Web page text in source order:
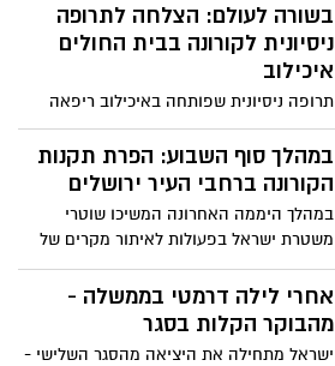
"מכינים את ענף התיירות לפתיחה מהירה
ובטוחה ככל שאפשר"
בשורה לעולם: הצלחה לתרופה
ניסיונית לקורונה בבית החולים
איכילוב
תרופה ניסיונית שפותחה באיכילוב ריפאה
מעל 96% מחולי הקורונה שקיבלו אותה. 29
מתוך 30 מטופלים במצב בינוני עד קשה
השתחררו מאשפוז בתוך 3-5 ימים בלבד. גם
יותר. הטכנולוגיה נוסתה לראשונה בבני אדם,
בפאזה קלינית ראשונה
במהלך סוף השבוע: הפרת תקנות
הקורונה ברחבי העיר ירושלים
במהלך היממה האחרונה המשיכו שוטרי
משטרת ישראל בפעולות לאיתור מקרים של
הפרת תקנות הקורונה ברחבי העיר ירושלים.
בין היתר אותרו מפרי בידוד, ברית מילה
וטקסי אירוסין בהשתתפות עשרות רבות ואף
מאות של אנשים
אחרי לילה דרמטי בממשלה -
מהבוקר הקלות בסגר
ישראל מתחילה את היציאה מהסגר השלישי -